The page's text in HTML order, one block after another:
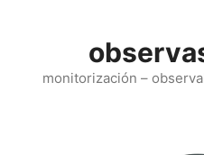
monitorización –